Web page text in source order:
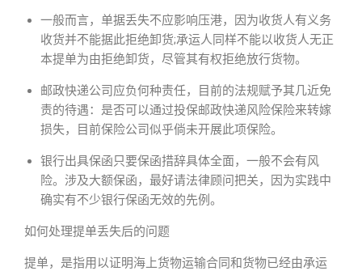
一般而言，单据丢失不应影响压港，因为收货人有义务
收货并不能据此拒绝卸货;承运人同样不能以收货人无正
本提单为由拒绝卸货，尽管其有权拒绝放行货物。
邮政快递公司应负何种责任，目前的法规赋予其几近免
责的待遇：是否可以通过投保邮政快递风险保险来转嫁
损失，目前保险公司似乎倘未开展此项保险。
银行出具保函只要保函措辞具体全面，一般不会有风
险。涉及大额保函，最好请法律顾问把关，因为实践中
确实有不少银行保函无效的先例。
如何处理提单丢失后的问题
提单，是指用以证明海上货物运输合同和货物已经由承运